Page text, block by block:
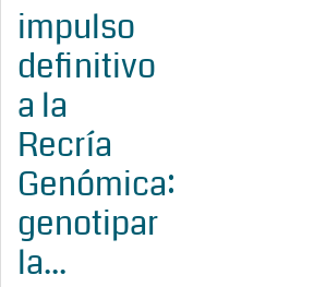
impulso
definitivo
a la
Recría
Genómica:
genotipar
la...